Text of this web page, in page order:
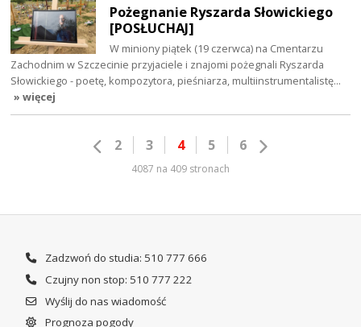
Pożegnanie Ryszarda Słowickiego
[POSŁUCHAJ]
W miniony piątek (19 czerwca) na Cmentarzu
Zachodnim w Szczecinie przyjaciele i znajomi pożegnali Ryszarda
Słowickiego - poetę, kompozytora, pieśniarza, multiinstrumentalistę…
» więcej
2 3 4 5 6
4087 na 409 stronach
Zadzwoń do studia: 510 777 666
Czujny non stop: 510 777 222
Wyślij do nas wiadomość
Prognoza pogody